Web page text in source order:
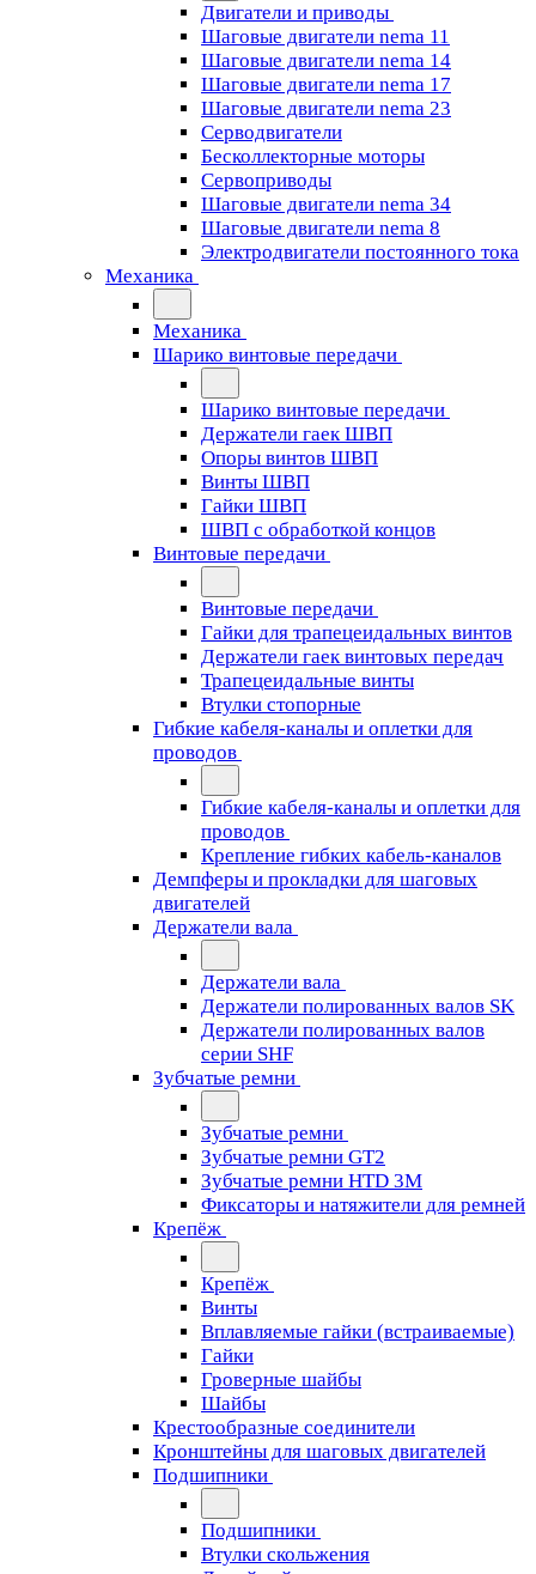
Двигатели и приводы
Шаговые двигатели nema 11
Шаговые двигатели nema 14
Шаговые двигатели nema 17
Шаговые двигатели nema 23
Cерводвигатели
Бесколлекторные моторы
Сервоприводы
Шаговые двигатели nema 34
Шаговые двигатели nema 8
Электродвигатели постоянного тока
Механика
Механика
Шарико винтовые передачи
Шарико винтовые передачи
Держатели гаек ШВП
Опоры винтов ШВП
Винты ШВП
Гайки ШВП
ШВП с обработкой концов
Винтовые передачи
Винтовые передачи
Гайки для трапецеидальных винтов
Держатели гаек винтовых передач
Трапецеидальные винты
Втулки стопорные
Гибкие кабеля-каналы и оплетки для
проводов
Гибкие кабеля-каналы и оплетки для
проводов
Крепление гибких кабель-каналов
Демпферы и прокладки для шаговых
двигателей
Держатели вала
Держатели вала
Держатели полированных валов SK
Держатели полированных валов
серии SHF
Зубчатые ремни
Зубчатые ремни
Зубчатые ремни GT2
Зубчатые ремни HTD 3M
Фиксаторы и натяжители для ремней
Крепёж
Крепёж
Винты
Вплавляемые гайки (встраиваемые)
Гайки
Гроверные шайбы
Шайбы
Крестообразные соединители
Кронштейны для шаговых двигателей
Подшипники
Подшипники
Втулки скольжения